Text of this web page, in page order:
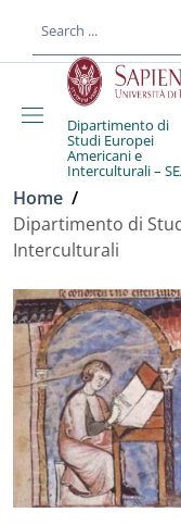
Dipartimento di
Studi Europei
Americani e
Interculturali –
Breadcrumb
Home /
Dipartimento di
Interculturali